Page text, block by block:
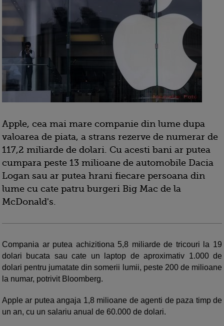
Apple, cea mai mare companie din lume dupa
valoarea de piata, a strans rezerve de numerar de
117,2 miliarde de dolari. Cu acesti bani ar putea
cumpara peste 13 milioane de automobile Dacia
Logan sau ar putea hrani fiecare persoana din
lume cu cate patru burgeri Big Mac de la
McDonald's.
Compania ar putea achizitiona 5,8 miliarde de tricouri la 19
dolari bucata sau cate un laptop de aproximativ 1.000 de
dolari pentru jumatate din somerii lumii, peste 200 de milioane
la numar, potrivit Bloomberg.
Apple ar putea angaja 1,8 milioane de agenti de paza timp de
un an, cu un salariu anual de 60.000 de dolari.